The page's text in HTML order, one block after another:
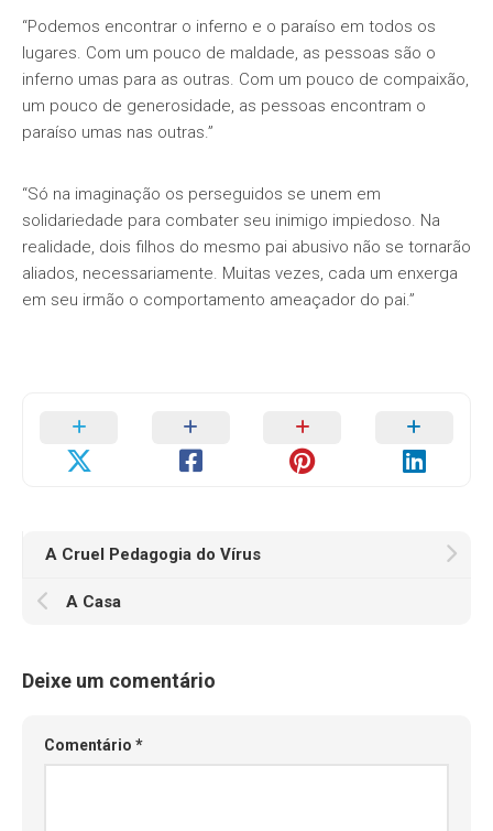
“Podemos encontrar o inferno e o paraíso em todos os
lugares. Com um pouco de maldade, as pessoas são o
inferno umas para as outras. Com um pouco de compaixão,
um pouco de generosidade, as pessoas encontram o
paraíso umas nas outras.”
“Só na imaginação os perseguidos se unem em
solidariedade para combater seu inimigo impiedoso. Na
realidade, dois filhos do mesmo pai abusivo não se tornarão
aliados, necessariamente. Muitas vezes, cada um enxerga
em seu irmão o comportamento ameaçador do pai.”
A Cruel Pedagogia do Vírus
A Casa
Deixe um comentário
Comentário *